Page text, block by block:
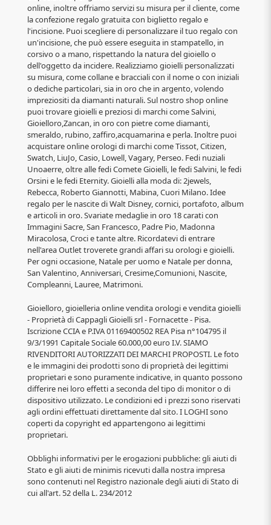
online, inoltre offriamo servizi su misura per il cliente, come
la confezione regalo gratuita con biglietto regalo e
l'incisione. Puoi scegliere di personalizzare il tuo regalo con
un'incisione, che può essere eseguita in stampatello, in
corsivo o a mano, rispettando la natura del gioiello o
dell'oggetto da incidere. Realizziamo gioielli personalizzati
su misura, come collane e bracciali con il nome o con iniziali
o dediche particolari, sia in oro che in argento, volendo
impreziositi da diamanti naturali. Sul nostro shop online
puoi trovare gioielli e preziosi di marchi come Salvini,
Gioielloro,Zancan, in oro con pietre come diamanti,
smeraldo, rubino, zaffiro,acquamarina e perla. Inoltre puoi
acquistare online orologi di marchi come Tissot, Citizen,
Swatch, LiuJo, Casio, Lowell, Vagary, Perseo. Fedi nuziali
Unoaerre, oltre alle fedi Comete Gioielli, le fedi Salvini, le fedi
Orsini e le fedi Eternity. Gioielli alla moda di: 2jewels,
Rebecca, Roberto Giannotti, Mabina, Cuori Milano. Idee
regalo per le nascite di Walt Disney, cornici, portafoto, album
e articoli in oro. Svariate medaglie in oro 18 carati con
Immagini Sacre, San Francesco, Padre Pio, Madonna
Miracolosa, Croci e tante altre. Ricordatevi di entrare
nell'area Outlet troverete grandi affari su orologi e gioielli.
Per ogni occasione, Natale per uomo e Natale per donna,
San Valentino, Anniversari, Cresime,Comunioni, Nascite,
Compleanni, Lauree, Matrimoni.
Gioielloro, gioielleria online vendita orologi e vendita gioielli
- Proprietà di Cappagli Gioielli srl - Fornacette - Pisa.
Iscrizione CCIA e P.IVA 01169400502 REA Pisa n°104795 il
9/3/1991 Capitale Sociale 60.000,00 euro I.V. SIAMO
RIVENDITORI AUTORIZZATI DEI MARCHI PROPOSTI. Le foto
e le immagini dei prodotti sono di proprietà dei legittimi
proprietari e sono puramente indicative, in quanto possono
differire nei loro effetti a seconda del tipo di monitor o di
dispositivo utilizzato. Le condizioni ed i prezzi sono riservati
agli ordini effettuati direttamente dal sito. I LOGHI sono
coperti da copyright ed appartengono ai legittimi
proprietari.
Obblighi informativi per le erogazioni pubbliche: gli aiuti di
Stato e gli aiuti de minimis ricevuti dalla nostra impresa
sono contenuti nel Registro nazionale degli aiuti di Stato di
cui all'art. 52 della L. 234/2012